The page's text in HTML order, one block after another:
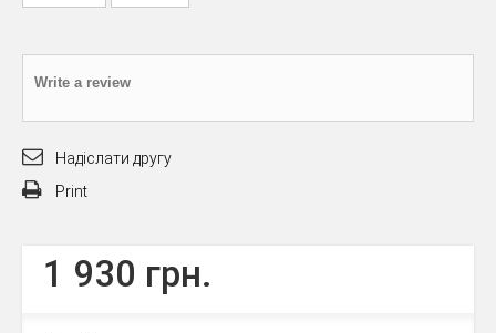
Write a review
Надіслати другу
Print
1 930 грн.